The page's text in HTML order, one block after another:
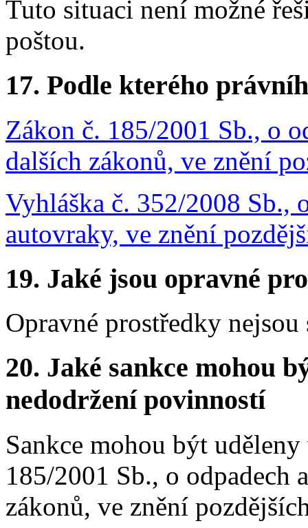
Tuto situaci není možné
poštou.
17. Podle kterého
Zákon č. 185/2001 Sb., o
dalších zákonů, ve znění
Vyhláška č. 352/2008 Sb.,
autovraky, ve znění
19. Jaké jsou opravné
Opravné prostředky nejsou
20. Jaké sankce mohou
nedodržení povinností
Sankce mohou být
185/2001 Sb., o odpadech
zákonů, ve znění